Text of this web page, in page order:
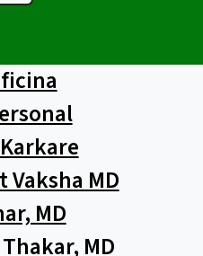
Vaksha MD
MD
MD